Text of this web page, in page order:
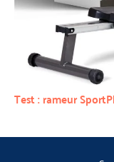
Test : rameur